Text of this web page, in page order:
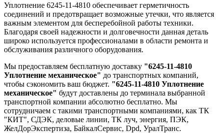
Уплотнение 6245-11-4810 обеспечивает герметичность
соединений и предотвращает возможные утечки, что является
важным элементом для бесперебойной работы техники.
Благодаря своей надежности и долговечности данная деталь
широко используется профессионалами в области ремонта и
обслуживания различного оборудования.
Мы предоставляем бесплатную доставку "6245-11-4810
Уплотнение механическое" до транспортных компаний,
чтобы сэкономить ваш бюджет. "6245-11-4810 Уплотнение
механическое" будут доставлены до терминала выбранной
транспортной компании абсолютно бесплатно. Мы
сотрудничаем с такими транспортными компаниями, как ТК
"КИТ", СДЭК, деловые линии, ТК луч, энергия, ПЭК,
ЖелДорЭкспертиза, БайкалСервис, Dpd, УралТранс.